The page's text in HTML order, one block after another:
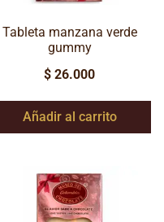
Tableta manzana verde
gummy
$ 26.000
Añadir al carrito